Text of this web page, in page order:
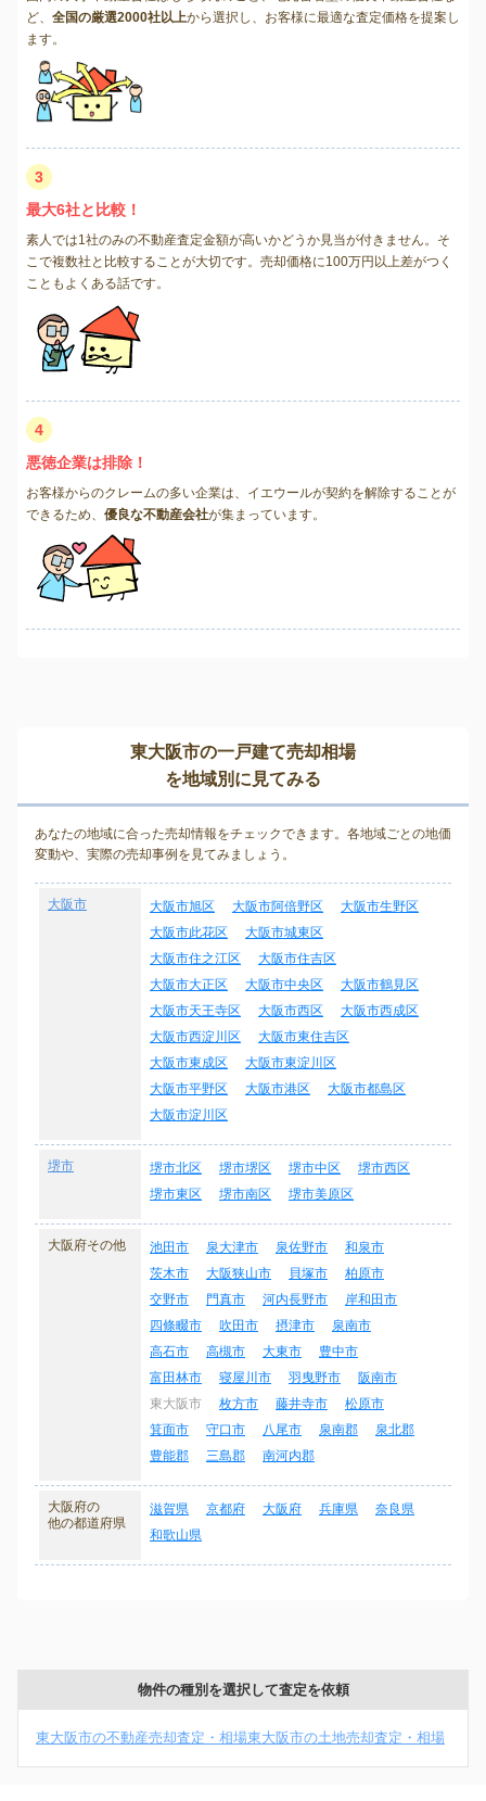
ど、 全国の厳選2000社以上から選択し、お客様に最適な査定価格を提案し
ます。
3
最大6社と比較！
素人では1社のみの不動産査定金額が高いかどうか見当が付きません。そ
こで複数社と比較することが大切です。売却価格に100万円以上差がつく
こともよくある話です。
4
悪徳企業は排除！
お客様からのクレームの多い企業は、イエウールが契約を解除することが
できるため、 優良な不動産会社が集まっています。
東大阪市の一戸建て売却相場
を地域別に見てみる
あなたの地域に合った売却情報をチェックできます。各地域ごとの地価
変動や、実際の売却事例を見てみましょう。
大阪市 大阪市旭区 大阪市阿倍野区
大阪市生野区
大阪市此花区
大阪市城東区
大阪市住之江区
大阪市住吉区
大阪市大正区
大阪市中央区
大阪市鶴見区
大阪市天王寺区
大阪市西区
大阪市西成区
大阪市西淀川区
大阪市東住吉区
大阪市東成区
大阪市東淀川区
大阪市平野区
大阪市港区
大阪市都島区
大阪市淀川区
堺市 堺市北区 堺市堺区 堺市中区
堺市西区
堺市東区
堺市南区 堺市美原区
大阪府その他 池田市 泉大津市 泉佐野市
和泉市
茨木市
大阪狭山市 貝塚市
柏原市
交野市
門真市 河内長野市
岸和田市
四條畷市
吹田市 摂津市
泉南市
高石市
高槻市 大東市
豊中市
富田林市
寝屋川市 羽曳野市
阪南市
東大阪市
枚方市 藤井寺市
松原市
箕面市
守口市 八尾市 泉南郡
泉北郡
豊能郡
三島郡 南河内郡
大阪府の
他の都道府県
滋賀県 京都府 大阪府 兵庫県
奈良県
和歌山県
物件の種別を選択して査定を依頼
東大阪市の不動産売却査定・相場東大阪市の土地売却査定・相場